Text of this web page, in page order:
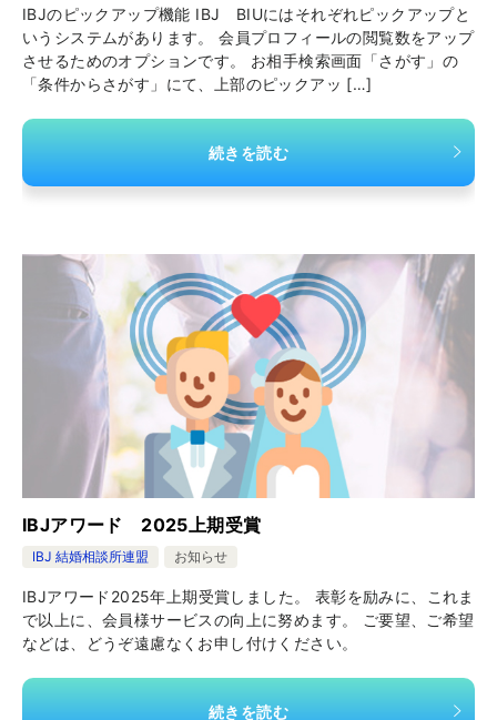
IBJのピックアップ機能 IBJ BIUにはそれぞれピックアップと
いうシステムがあります。 会員プロフィールの閲覧数をアップ
させるためのオプションです。 お相手検索画面「さがす」の
「条件からさがす」にて、上部のピックアッ […]
続きを読む
IBJアワード 2025上期受賞
IBJ 結婚相談所連盟 お知らせ
IBJアワード2025年上期受賞しました。 表彰を励みに、これま
で以上に、会員様サービスの向上に努めます。 ご要望、ご希望
などは、どうぞ遠慮なくお申し付けください。
続きを読む